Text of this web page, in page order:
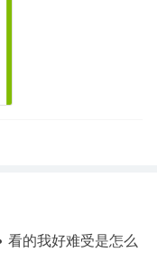
看的我好难受是怎么